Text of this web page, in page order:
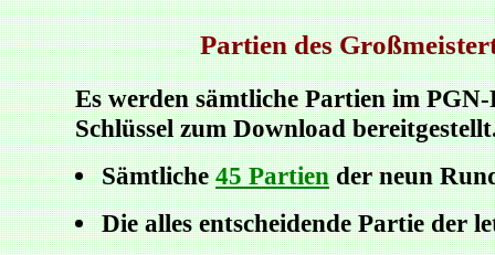
Partien des
Es werden sämtliche Partien im
Schlüssel zum Download
Sämtliche45 Partiender neun
Die alles entscheidende Partie der